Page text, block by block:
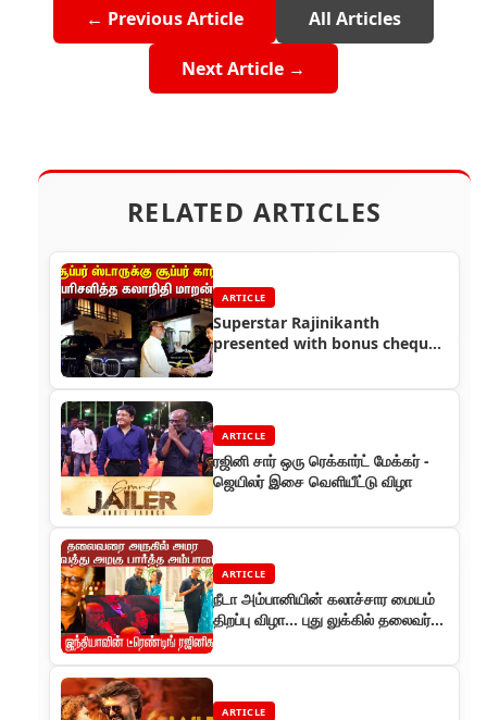
← Previous Article All Articles
Next Article →
RELATED ARTICLES
ARTICLE
Superstar Rajinikanth
presented with bonus cheque
historic success
ARTICLE
ரஜினி சார் ஒரு ரெக்கார்ட் மேக்கர் -
ஜெயிலர் இசை வெளியீட்டு விழா
ARTICLE
நீடா அம்பானியின் கலாச்சார மையம்
திறப்பு விழா... புது லுக்கில் தலைவர்
ARTICLE